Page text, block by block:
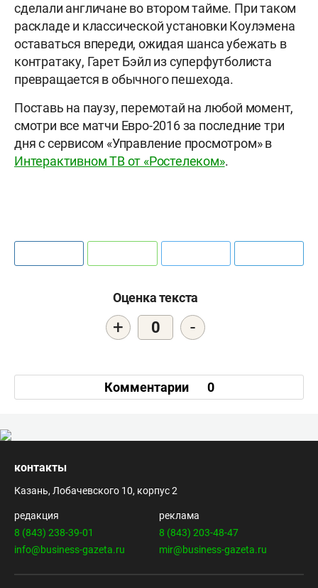
сделали англичане во втором тайме. При таком
раскладе и классической установки Коулэмена
оставаться впереди, ожидая шанса убежать в
контратаку, Гарет Бэйл из суперфутболиста
превращается в обычного пешехода.
Поставь на паузу, перемотай на любой момент,
смотри все матчи Евро-2016 за последние три
дня с сервисом «Управление просмотром» в
Интерактивном ТВ от «Ростелеком».
Оценка текста
+ 0 -
Комментарии 0
контакты
Казань, Лобачевского 10, корпус 2
редакция
8 (843) 238-39-01
info@business-gazeta.ru
реклама
8 (843) 203-48-47
mir@business-gazeta.ru